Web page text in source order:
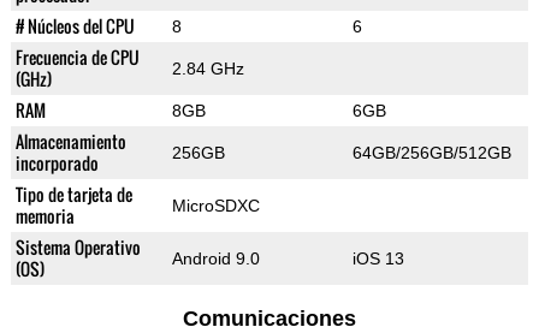
# Núcleos del CPU 8 6
Frecuencia de CPU
(GHz)
2.84 GHz
RAM 8GB 6GB
Almacenamiento
incorporado
256GB 64GB/256GB/512GB
Tipo de tarjeta de
memoria
MicroSDXC
Sistema Operativo
(OS)
Android 9.0 iOS 13
Comunicaciones